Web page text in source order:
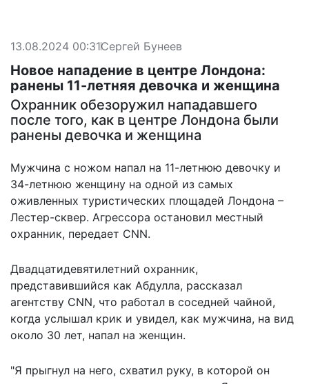
13.08.2024 00:31Сергей Бунеев
Новое нападение в центре Лондона:
ранены 11-летняя девочка и женщина
Охранник обезоружил нападавшего
после того, как в центре Лондона были
ранены девочка и женщина
Мужчина с ножом напал на 11-летнюю девочку и
34-летнюю женщину на одной из самых
оживленных туристических площадей Лондона –
Лестер-сквер. Агрессора остановил местный
охранник, передает CNN.
Двадцатидевятилетний охранник,
представившийся как Абдулла, рассказал
агентству CNN, что работал в соседней чайной,
когда услышал крик и увидел, как мужчина, на вид
около 30 лет, напал на женщин.
"Я прыгнул на него, схватил руку, в которой он